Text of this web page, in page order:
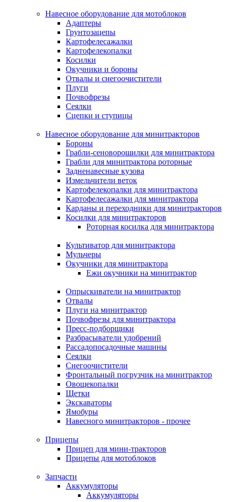
Навесное оборудование для мотоблоков
Адаптеры
Грунтозацепы
Картофелесажалки
Картофелекопалки
Косилки
Окучники и бороны
Отвалы и снегоочистители
Плуги
Почвофрезы
Сеялки
Сцепки и ступицы
Навесное оборудование для минитракторов
Бороны
Грабли-сеноворошилки для минитрактора
Грабли для минитрактора роторные
Задненавесные кузова
Измельчители веток
Картофелекопалки для минитрактора
Картофелесажалки для минитрактора
Карданы и переходники для минитракторов
Косилки для минитракторов
Роторная косилка для минитрактора
Культиватор для минитрактора
Мульчеры
Окучники для минитрактора
Ежи окучники на минитрактор
Опрыскиватели на минитрактор
Отвалы
Плуги на минитрактор
Почвофрезы для минитрактора
Пресс-подборщики
Разбрасыватели удобрений
Рассадопосадочные машины
Сеялки
Снегоочистители
Фронтальный погрузчик на минитрактор
Овощекопалки
Щетки
Экскаваторы
Ямобуры
Навесного минитракторов - прочее
Прицепы
Прицеп для мини-тракторов
Прицепы для мотоблоков
Запчасти
Аккумуляторы
Аккумуляторы